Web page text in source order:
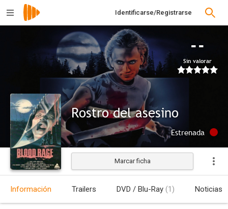
Identificarse/Registrarse
--
Sin valorar
Rostro del asesino
Estrenada
Marcar ficha
Información Trailers DVD / Blu-Ray (1) Noticias